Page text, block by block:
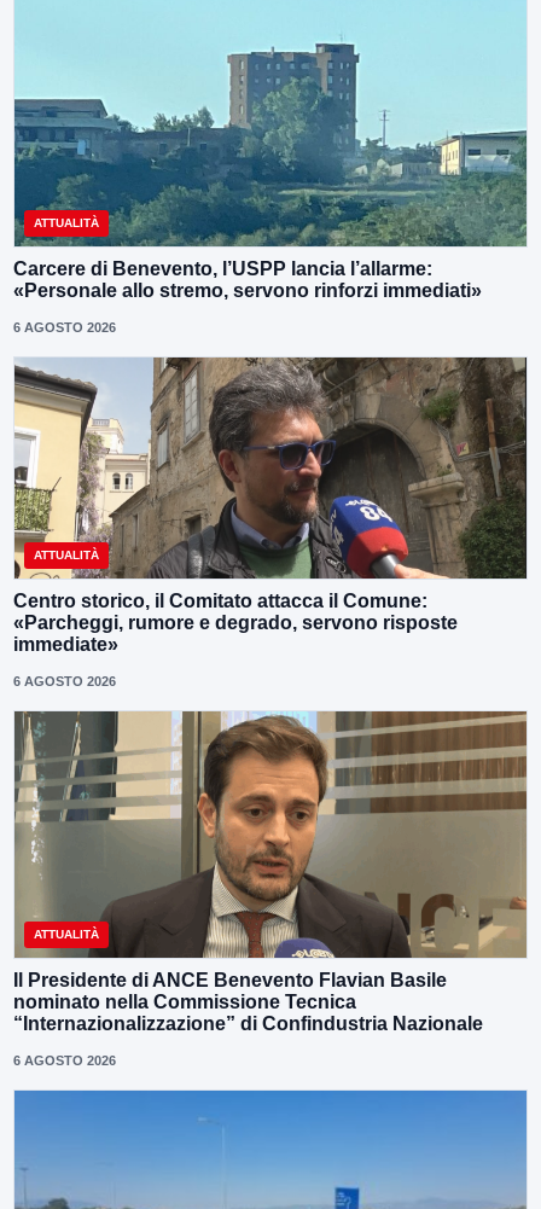
ATTUALITÀ
Carcere di Benevento, l’USPP lancia l’allarme:
«Personale allo stremo, servono rinforzi immediati»
6 AGOSTO 2026
ATTUALITÀ
Centro storico, il Comitato attacca il Comune:
«Parcheggi, rumore e degrado, servono risposte
immediate»
6 AGOSTO 2026
ATTUALITÀ
Il Presidente di ANCE Benevento Flavian Basile
nominato nella Commissione Tecnica
“Internazionalizzazione” di Confindustria Nazionale
6 AGOSTO 2026